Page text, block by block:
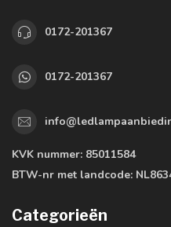
0172-201367
0172-201367
KVK nummer: 85011584
BTW-nr met landcode:
Categorieën